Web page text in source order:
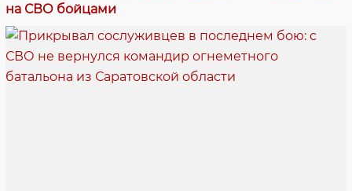
на СВО бойцами